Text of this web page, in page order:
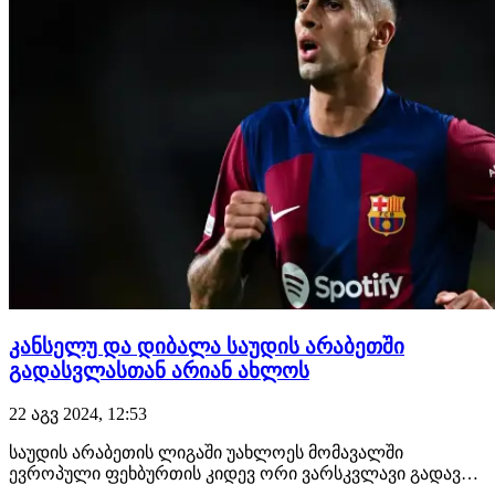
კანსელუ და დიბალა საუდის არაბეთში
გადასვლასთან არიან ახლოს
22 აგვ 2024, 12:53
საუდის არაბეთის ლიგაში უახლოეს მომავალში
ევროპული ფეხბურთის კიდევ ორი ვარსკვლავი გადავა.